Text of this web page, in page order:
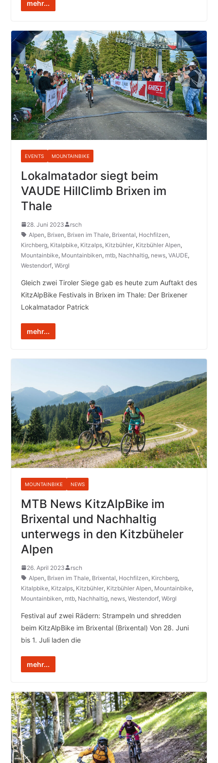
mehr...
EVENTS MOUNTAINBIKE
Lokalmatador siegt beim
VAUDE HillClimb Brixen im
Thale
28. Juni 2023
rsch
Alpen, Brixen, Brixen im Thale, Brixental, Hochfilzen,
Kirchberg, Kitalpbike, Kitzalps, Kitzbühler, Kitzbühler Alpen,
Mountainbike, Mountainbiken, mtb, Nachhaltig, news, VAUDE,
Westendorf, Wörgl
Gleich zwei Tiroler Siege gab es heute zum Auftakt des
KitzAlpBike Festivals in Brixen im Thale: Der Brixener
Lokalmatador Patrick
mehr...
MOUNTAINBIKE NEWS
MTB News KitzAlpBike im
Brixental und Nachhaltig
unterwegs in den Kitzbüheler
Alpen
26. April 2023
rsch
Alpen, Brixen im Thale, Brixental, Hochfilzen, Kirchberg,
Kitalpbike, Kitzalps, Kitzbühler, Kitzbühler Alpen, Mountainbike,
Mountainbiken, mtb, Nachhaltig, news, Westendorf, Wörgl
Festival auf zwei Rädern: Strampeln und shredden
beim KitzAlpBike im Brixental (Brixental) Von 28. Juni
bis 1. Juli laden die
mehr...